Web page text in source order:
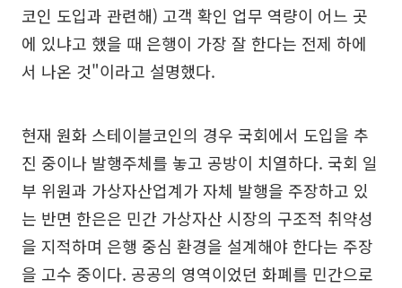
코인 도입과 관련해) 고객 확인 업무 역량이 어느 곳
에 있냐고 했을 때 은행이 가장 잘 한다는 전제 하에
서 나온 것"이라고 설명했다.
현재 원화 스테이블코인의 경우 국회에서 도입을 추
진 중이나 발행주체를 놓고 공방이 치열하다. 국회 일
부 위원과 가상자산업계가 자체 발행을 주장하고 있
는 반면 한은은 민간 가상자산 시장의 구조적 취약성
을 지적하며 은행 중심 환경을 설계해야 한다는 주장
을 고수 중이다. 공공의 영역이었던 화폐를 민간으로